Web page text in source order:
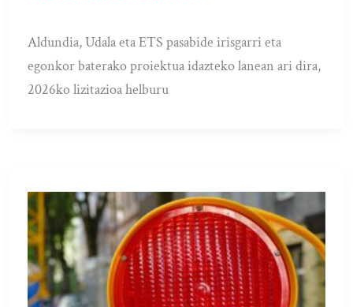
Aldundia, Udala eta ETS pasabide irisgarri eta
egonkor baterako proiektua idazteko lanean ari dira,
2026ko lizitazioa helburu